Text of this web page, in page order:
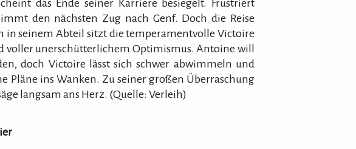
das Ende seiner Karriere besiegelt. Frustriert
den nächsten Zug nach Genf. Doch die Reise
in seinem Abteil sitzt die temperamentvolle Victoire
voller unerschütterlichem Optimismus. Antoine will
doch Victoire lässt sich schwer abwimmeln und
Pläne ins Wanken. Zu seiner großen Überraschung
langsam ans Herz. (Quelle: Verleih)